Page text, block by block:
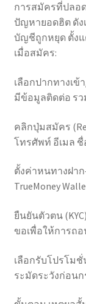
การสมัครที่ปลอ
ปัญหายอดฮิต ดัง
บัญชีถูกหยุด ตั้ง
เมื่อสมัคร:
เลือกปากทางเข้
มีข้อมูลติดต่อ รว
คลิกปุ่มสมัคร
โทรศัพท์ อีเมล
ตั้งค่าหนทางฝา
TrueMoney
ยืนยันตัวตน
ขอเพื่อให้การถอ
เลือกรับโปรโม
ระมัดระวังก่อน